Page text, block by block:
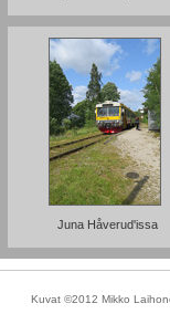
Juna Håverud'issa
Kuvat ©2012 Mikko